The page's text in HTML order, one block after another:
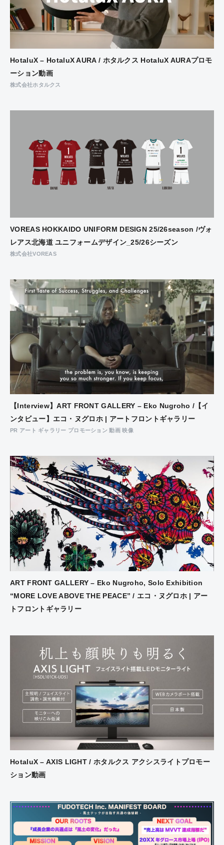
HotaluX – HotaluX AURA / ホタルクス HotaluX AURAプロモ
ーション動画
株式会社ホタルクス
VOREAS HOKKAIDO UNIFORM DESIGN 25/26season /ヴォ
レアス北海道 ユニフォームデザイン_25/26シーズン
株式会社VOREAS
【Interview】ART FRONT GALLERY – Eko Nugroho /【イ
ンタビュー】エコ・ヌグロホ | アートフロントギャラリー
PR アート ギャラリー プロモーション 動画 映像
ART FRONT GALLERY – Eko Nugroho, Solo Exhibition
“MORE LOVE ABOVE THE PEACE” / エコ・ヌグロホ | アー
トフロントギャラリー
HotaluX – AXIS LIGHT / ホタルクス アクシスライトプロモー
ション動画